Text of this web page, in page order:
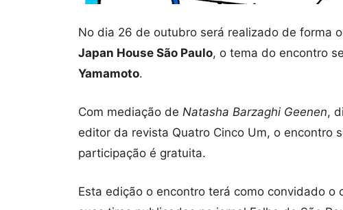
No dia 26 de outubro será realizado de forma
Japan House São Paulo, o tema do encontro
Yamamoto.
Com mediação de Natasha Barzaghi Geenen,
editor da revista Quatro Cinco Um, o encontro
participação é gratuita.
Esta edição o encontro terá como convidado o